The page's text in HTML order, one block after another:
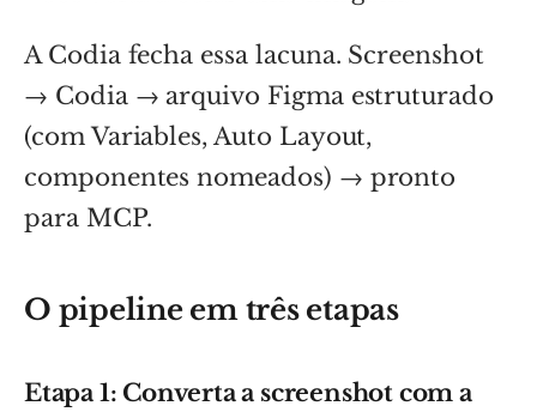
A Codia fecha essa lacuna. Screenshot
→ Codia → arquivo Figma estruturado
(com Variables, Auto Layout,
componentes nomeados) → pronto
para MCP.
O pipeline em três etapas
Etapa 1: Converta a screenshot com a